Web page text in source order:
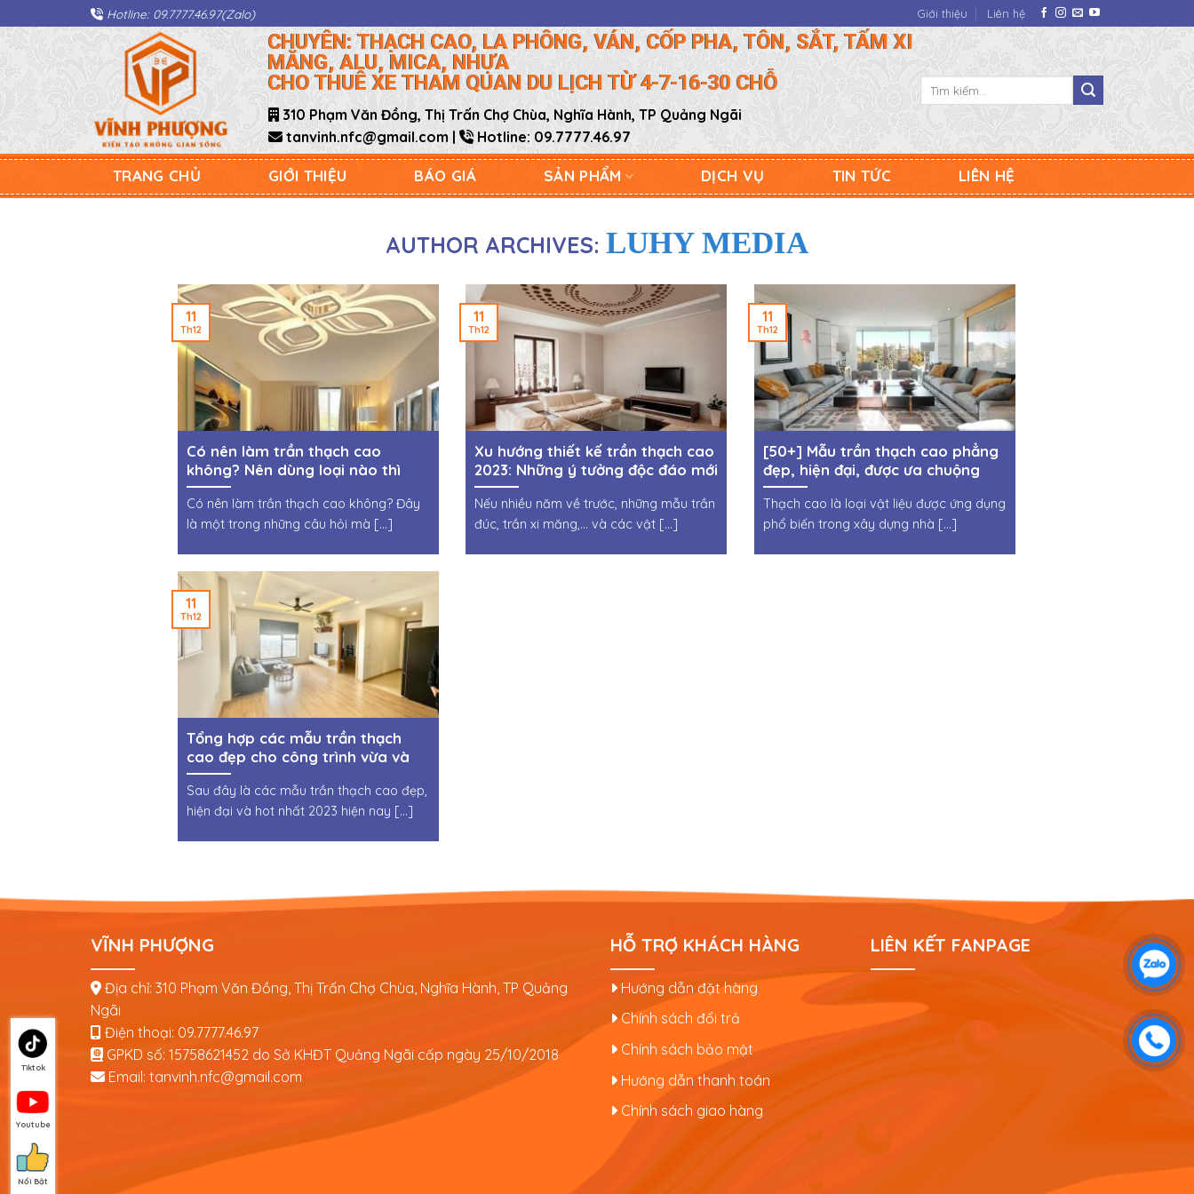
to
content
Hotline: 09.7777.46.97(Zalo) Giới thiệu Liên hệ
CHUYÊN: THẠCH CAO, LA PHÔNG, VÁN, CỐP PHA, TÔN, SẮT, TẤM XI
MĂNG, ALU, MICA, NHỰA
CHO THUÊ XE THAM QUAN DU LỊCH TỪ 4-7-16-30 CHỖ
310 Phạm Văn Đồng, Thị Trấn Chợ Chùa, Nghĩa Hành, TP Quảng Ngãi
tanvinh.nfc@gmail.com |
Hotline: 09.7777.46.97
Tìm
kiếm:
TRANG CHỦ GIỚI THIỆU BÁO GIÁ SẢN PHẨM DỊCH VỤ TIN TỨC LIÊN HỆ
AUTHOR ARCHIVES: LUHY MEDIA
Có nên làm trần thạch cao
không? Nên dùng loại nào thì
tốt?
Có nên làm trần thạch cao không? Đây
là một trong những câu hỏi mà [...]
11
Th12
Xu hướng thiết kế trần thạch cao
2023: Những ý tưởng độc đáo mới
lạ
Nếu nhiều năm về trước, những mẫu trần
đúc, trần xi măng,… và các vật [...]
11
Th12
[50+] Mẫu trần thạch cao phẳng
đẹp, hiện đại, được ưa chuộng
nhất 2023
Thạch cao là loại vật liệu được ứng dụng
phổ biến trong xây dựng nhà [...]
11
Th12
Tổng hợp các mẫu trần thạch
cao đẹp cho công trình vừa và
nhỏ với mứu chi phí hợp lí
Sau đây là các mẫu trần thạch cao đẹp,
hiện đại và hot nhất 2023 hiện nay [...]
11
Th12
Tiktok
Youtube
Nổi Bật
VĨNH PHƯỢNG
Địa chỉ: 310 Phạm Văn Đồng, Thị Trấn Chợ Chùa, Nghĩa Hành, TP Quảng
Ngãi
Điện thoại: 09.7777.46.97
GPKD số: 15758621452 do Sở KHĐT Quảng Ngãi cấp ngày 25/10/2018
Email: tanvinh.nfc@gmail.com
HỖ TRỢ KHÁCH HÀNG
Hướng dẫn đặt hàng
Chính sách đổi trả
Chính sách bảo mật
Hướng dẫn thanh toán
Chính sách giao hàng
LIÊN KẾT FANPAGE